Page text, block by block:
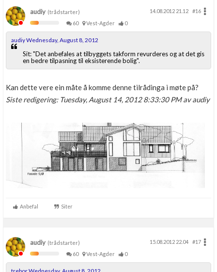
audiy (trådstarter) 14.08.2012 21.12
#16
60
Vest-Agder 0
audiy Wednesday, August 8, 2012
Sit: "Det anbefales at tilbyggets takform revurderes og at det gis
en bedre tilpasning til eksisterende bolig".
Kan dette vere ein måte å komme denne tilrådinga i møte på?
Siste redigering: Tuesday, August 14, 2012 8:33:30 PM av audiy
Anbefal Siter
audiy (trådstarter) 15.08.2012 22.04
#17
60
Vest-Agder 0